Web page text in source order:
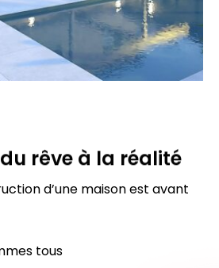
rêve à la réalité
d’une maison est avant
tous